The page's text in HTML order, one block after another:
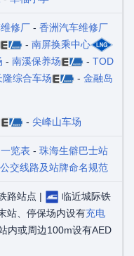
修厂 - 香洲汽车维修厂
- 南屏换乘中心
- 南溪保养场 - TOD
隆综合车场 - 金融岛
- 尖峰山车场
览表 - 珠海生僻巴士站
交线路及站牌命名规范
路站点 |
临近城际铁
站、停保场内设有充电
内或周边100m设有AED